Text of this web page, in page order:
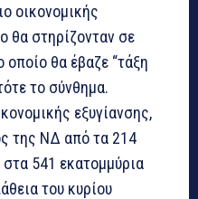
οικονομικής
θα στηρίζονταν σε
οποίο θα έβαζε “τάξη
το σύνθημα.
εξυγίανσης,
της ΝΔ από τα 214
541 εκατομμύρια
του κυρίου